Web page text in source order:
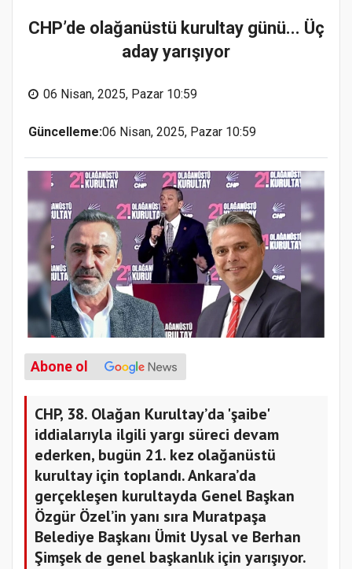
CHP’de olağanüstü kurultay günü... Üç
aday yarışıyor
06 Nisan, 2025, Pazar 10:59
Güncelleme:06 Nisan, 2025, Pazar 10:59
Abone ol
CHP, 38. Olağan Kurultay’da 'şaibe'
iddialarıyla ilgili yargı süreci devam
ederken, bugün 21. kez olağanüstü
kurultay için toplandı. Ankara’da
gerçekleşen kurultayda Genel Başkan
Özgür Özel’in yanı sıra Muratpaşa
Belediye Başkanı Ümit Uysal ve Berhan
Şimşek de genel başkanlık için yarışıyor.